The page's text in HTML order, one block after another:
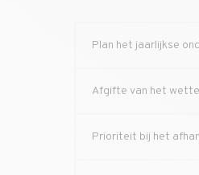
Plan het jaarlijkse
Afgifte van het
Prioriteit bij het